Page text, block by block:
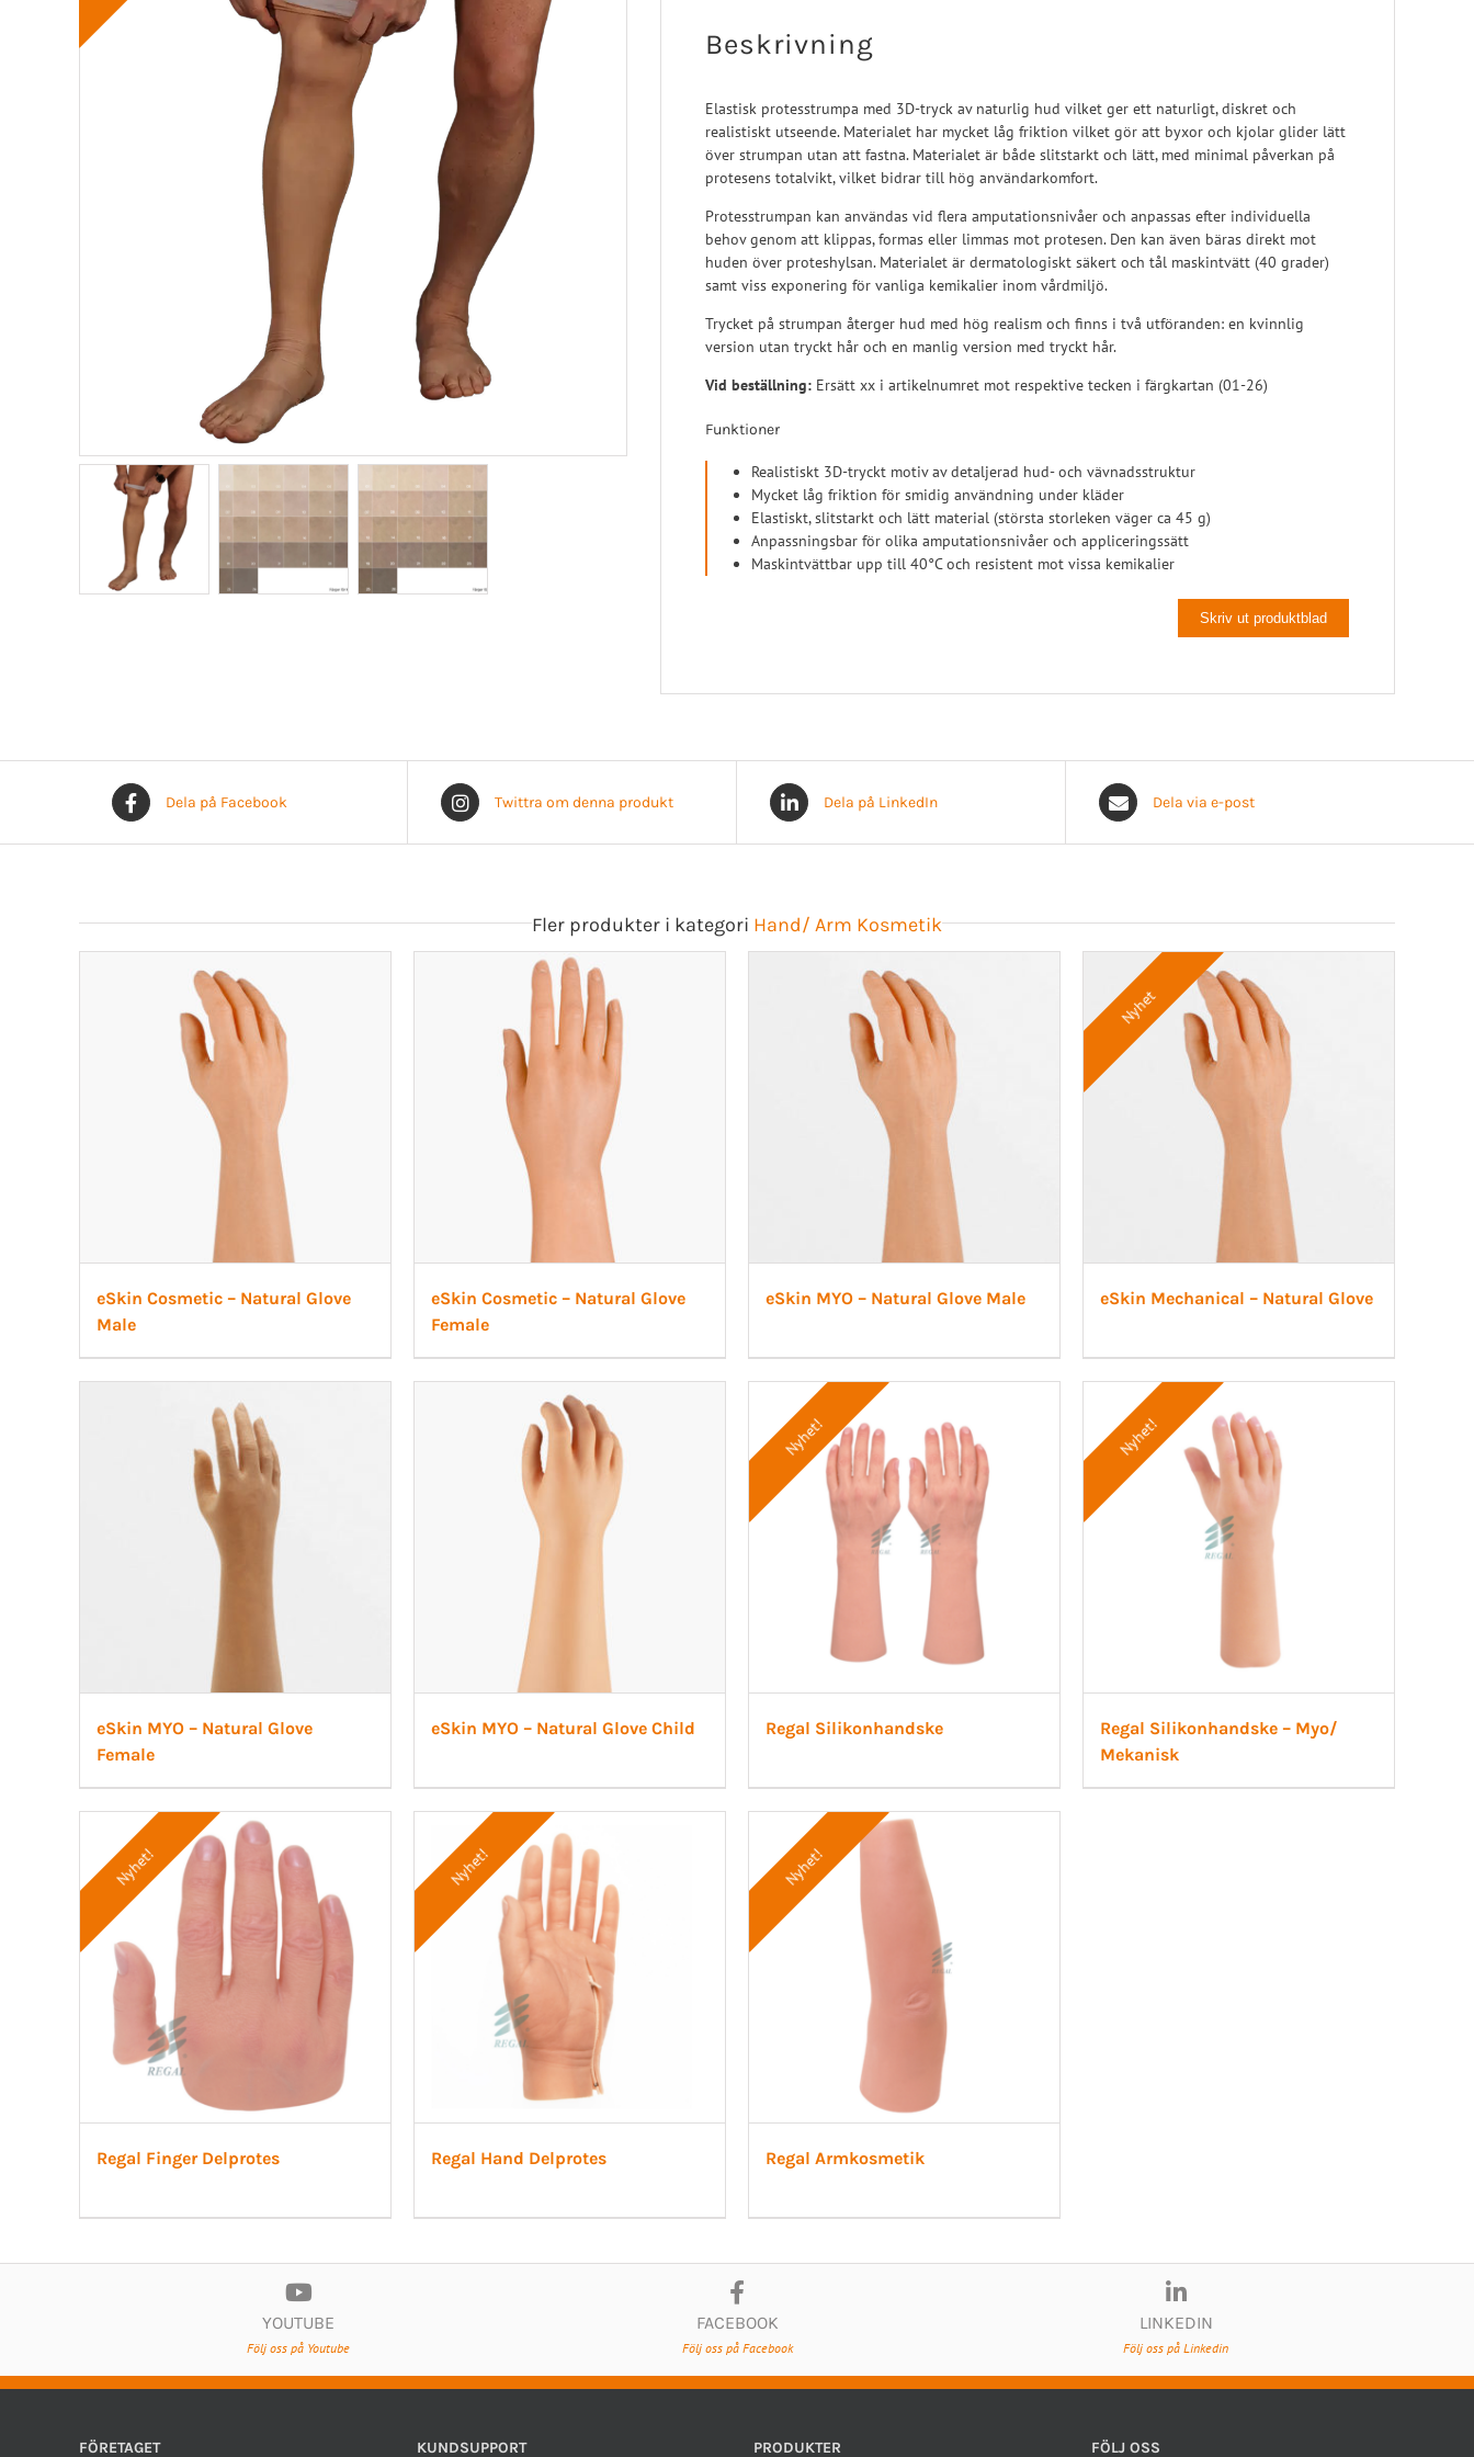
Patellaortos
Post-op/Trauma
Neuro/Rehab
Beskrivning
Elastisk protesstrumpa med 3D-tryck av naturlig hud vilket ger ett naturligt, diskret och
realistiskt utseende. Materialet har mycket låg friktion vilket gör att byxor och kjolar glider lätt
över strumpan utan att fastna. Materialet är både slitstarkt och lätt, med minimal påverkan på
protesens totalvikt, vilket bidrar till hög användarkomfort.
Protesstrumpan kan användas vid flera amputationsnivåer och anpassas efter individuella
behov genom att klippas, formas eller limmas mot protesen. Den kan även bäras direkt mot
huden över proteshylsan. Materialet är dermatologiskt säkert och tål maskintvätt (40 grader)
samt viss exponering för vanliga kemikalier inom vårdmiljö.
Trycket på strumpan återger hud med hög realism och finns i två utföranden: en kvinnlig
version utan tryckt hår och en manlig version med tryckt hår.
Vid beställning: Ersätt xx i artikelnumret mot respektive tecken i färgkartan (01-26)
Funktioner
Realistiskt 3D-tryckt motiv av detaljerad hud- och vävnadsstruktur
Mycket låg friktion för smidig användning under kläder
Elastiskt, slitstarkt och lätt material (största storleken väger ca 45 g)
Anpassningsbar för olika amputationsnivåer och appliceringssätt
Maskintvättbar upp till 40°C och resistent mot vissa kemikalier
Skriv ut produktblad
Dela på Facebook Twittra om denna produkt Dela på LinkedIn Dela via e-post
Fler produkter i kategori Hand/ Arm Kosmetik
eSkin Cosmetic – Natural Glove
Male
eSkin Cosmetic – Natural Glove
Female
eSkin MYO – Natural Glove Male
Nyhet
eSkin Mechanical – Natural Glove
eSkin MYO – Natural Glove
Female
eSkin MYO – Natural Glove Child
Nyhet!
Regal Silikonhandske
Nyhet!
Regal Silikonhandske – Myo/
Mekanisk
Nyhet!
Regal Finger Delprotes
Nyhet!
Regal Hand Delprotes
Nyhet!
Regal Armkosmetik
YOUTUBE
Följ oss på Youtube
FACEBOOK
Följ oss på Facebook
LINKEDIN
Följ oss på Linkedin
FÖRETAGET KUNDSUPPORT PRODUKTER FÖLJ OSS